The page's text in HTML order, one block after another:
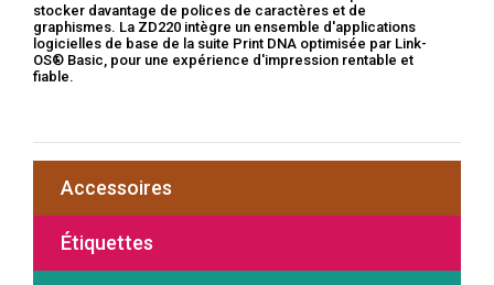
stocker davantage de polices de caractères et de
graphismes. La ZD220 intègre un ensemble d'applications
logicielles de base de la suite Print DNA optimisée par Link-
OS® Basic, pour une expérience d'impression rentable et
fiable.
Accessoires
Étiquettes